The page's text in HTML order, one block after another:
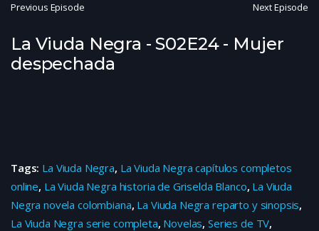
Previous Episode Next Episode
La Viuda Negra - S02E24 - Mujer
despechada
Tags: La Viuda Negra, La Viuda Negra capítulos completos
online, La Viuda Negra historia de Griselda Blanco, La Viuda
Negra novela colombiana, La Viuda Negra reparto y sinopsis,
La Viuda Negra serie completa, Novelas,Series de TV,